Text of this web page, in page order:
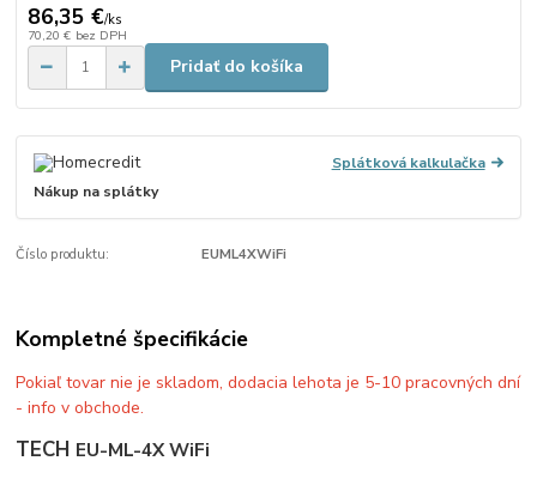
86,35 €/ks
70,20 € bez DPH
Pridať do košíka
Splátková kalkulačka
Nákup na splátky
Číslo produktu: EUML4XWiFi
Kompletné špecifikácie
Pokiaľ tovar nie je skladom, dodacia lehota je 5-10 pracovných dní
- info v obchode.
TECH EU-ML-4X WiFi